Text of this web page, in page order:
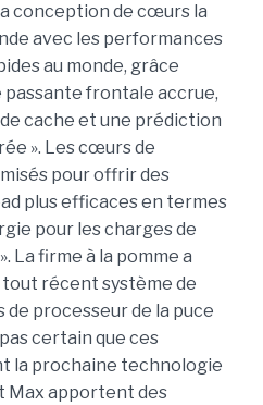
conception de cœurs la
avec les performances
au monde, grâce
frontale accrue,
cache et une prédiction
». Les cœurs de
pour offrir des
plus efficaces en termes
pour les charges de
La firme à la pomme a
récent système de
processeur de la puce
certain que ces
la prochaine technologie
Max apportent des